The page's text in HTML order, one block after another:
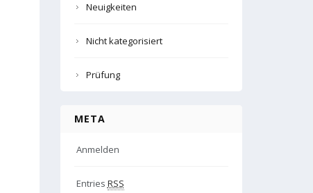
Neuigkeiten
Nicht kategorisiert
Prüfung
META
Anmelden
Entries RSS